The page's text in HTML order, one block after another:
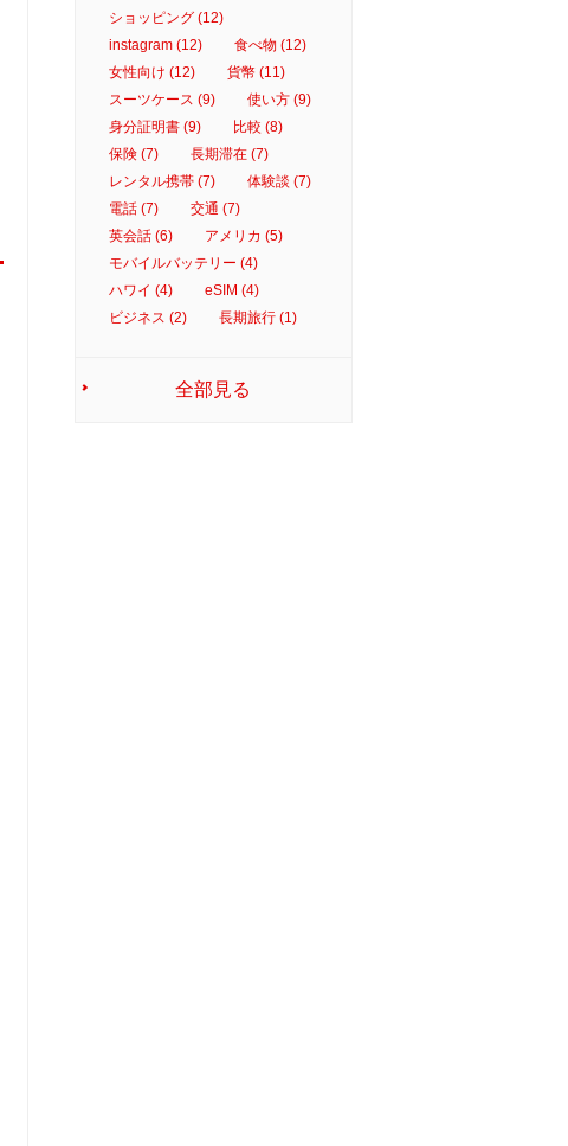
ショッピング (12)
instagram (12)
食べ物 (12)
女性向け (12)
貨幣 (11)
スーツケース (9)
使い方 (9)
身分証明書 (9)
比較 (8)
保険 (7)
長期滞在 (7)
レンタル携帯 (7)
体験談 (7)
電話 (7)
交通 (7)
英会話 (6)
アメリカ (5)
モバイルバッテリー (4)
ハワイ (4)
eSIM (4)
ビジネス (2)
長期旅行 (1)
全部見る